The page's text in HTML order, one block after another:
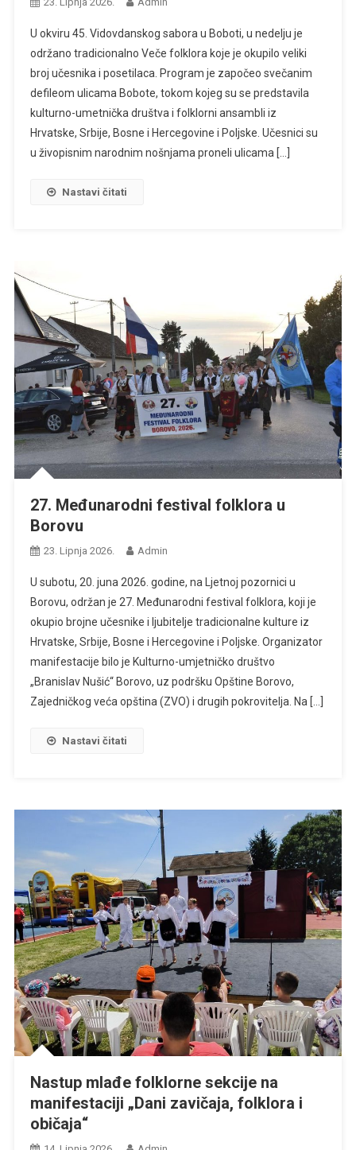
U okviru 45. Vidovdanskog sabora u Boboti, u nedelju je
održano tradicionalno Veče folklora koje je okupilo veliki
broj učesnika i posetilaca. Program je započeo svečanim
defileom ulicama Bobote, tokom kojeg su se predstavila
kulturno-umetnička društva i folklorni ansambli iz
Hrvatske, Srbije, Bosne i Hercegovine i Poljske. Učesnici su
u živopisnim narodnim nošnjama proneli ulicama […]
Nastavi čitati
27. Međunarodni festival folklora u
Borovu
23. Lipnja 2026. Admin
U subotu, 20. juna 2026. godine, na Ljetnoj pozornici u
Borovu, održan je 27. Međunarodni festival folklora, koji je
okupio brojne učesnike i ljubitelje tradicionalne kulture iz
Hrvatske, Srbije, Bosne i Hercegovine i Poljske. Organizator
manifestacije bilo je Kulturno-umjetničko društvo
„Branislav Nušić“ Borovo, uz podršku Opštine Borovo,
Zajedničkog veća opština (ZVO) i drugih pokrovitelja. Na […]
Nastavi čitati
Nastup mlađe folklorne sekcije na
manifestaciji „Dani zavičaja, folklora i
običaja“